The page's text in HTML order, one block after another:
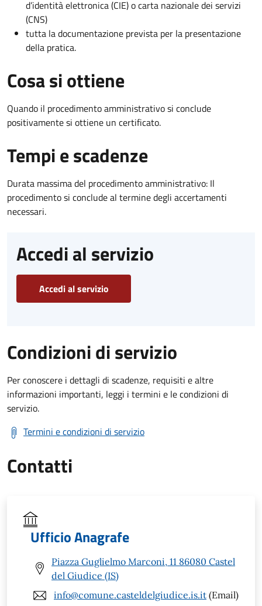
d’identità elettronica (CIE) o carta nazionale dei servizi
(CNS)
tutta la documentazione prevista per la presentazione
della pratica.
Cosa si ottiene
Quando il procedimento amministrativo si conclude
positivamente si ottiene un certificato.
Tempi e scadenze
Durata massima del procedimento amministrativo: Il
procedimento si conclude al termine degli accertamenti
necessari.
Accedi al servizio
Accedi al servizio
Condizioni di servizio
Per conoscere i dettagli di scadenze, requisiti e altre
informazioni importanti, leggi i termini e le condizioni di
servizio.
Termini e condizioni di servizio
Contatti
Ufficio Anagrafe
Piazza Guglielmo Marconi, 11 86080 Castel
del Giudice (IS)
info@comune.casteldelgiudice.is.it (Email)